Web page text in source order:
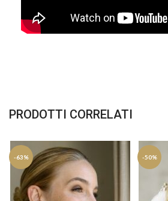
PRODOTTI CORRELATI
-63% -50%